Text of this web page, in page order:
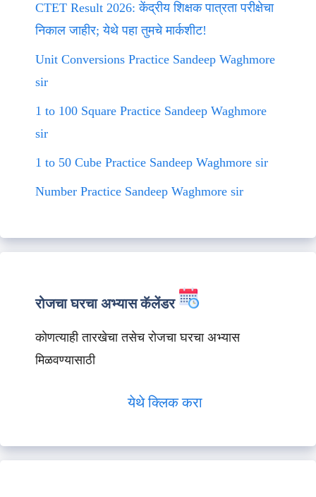
CTET Result 2026: केंद्रीय शिक्षक पात्रता परीक्षेचा
निकाल जाहीर; येथे पहा तुमचे मार्कशीट!
Unit Conversions Practice Sandeep Waghmore
sir
1 to 100 Square Practice Sandeep Waghmore
sir
1 to 50 Cube Practice Sandeep Waghmore sir
Number Practice Sandeep Waghmore sir
रोजचा घरचा अभ्यास कॅलेंडर
कोणत्याही तारखेचा तसेच रोजचा घरचा अभ्यास
मिळवण्यासाठी
येथे क्लिक करा